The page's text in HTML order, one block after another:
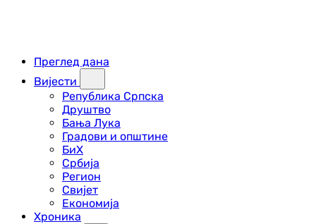
Преглед дана
Вијести
Република Српска
Друштво
Бања Лука
Градови и општине
БиХ
Србија
Регион
Свијет
Економија
Хроника